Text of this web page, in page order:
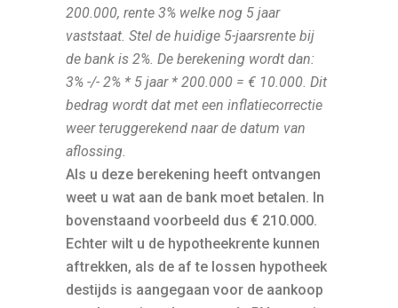
200.000, rente 3% welke nog 5 jaar
vaststaat. Stel de huidige 5-jaarsrente bij
de bank is 2%. De berekening wordt dan:
3% -/- 2% * 5 jaar * 200.000 = € 10.000. Dit
bedrag wordt dat met een inflatiecorrectie
weer teruggerekend naar de datum van
aflossing.
Als u deze berekening heeft ontvangen
weet u wat aan de bank moet betalen. In
bovenstaand voorbeeld dus € 210.000.
Echter wilt u de hypotheekrente kunnen
aftrekken, als de af te lossen hypotheek
destijds is aangegaan voor de aankoop